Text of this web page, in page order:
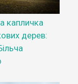
капличка
дерев: